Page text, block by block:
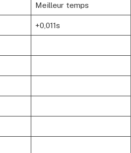
Meilleur temps
+0,011s